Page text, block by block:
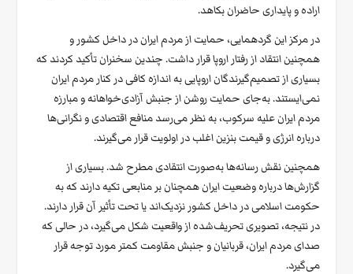
اراده و پایداری حاضران بکاهد.
در مرکز این گردهمایی، حمایت از مردم ایران در داخل کشور و
همچنین انتقاد از رفتار اروپا قرار داشت. چندین سخنران تأکید کردند که
بسیاری از تصمیم‌گیرندگان اروپایی به اندازه کافی در کنار مردم ایران
نمی‌ایستند. به‌جای حمایت روشن از جنبش آزادی‌خواهانه و مبارزه
مردم ایران علیه سرکوب، به نظر می‌رسد منافع اقتصادی و نگرانی‌ها
درباره انرژی و قیمت بنزین اغلب در اولویت قرار می‌گیرند.
همچنین نقش رسانه‌ها به‌صورت انتقادی مطرح شد. بسیاری از
گزارش‌ها درباره وضعیت ایران همچنان بر منابعی تکیه دارند که به
حکومت اسلامی در داخل کشور نزدیک‌اند یا تحت تأثیر آن قرار دارند.
در نتیجه، تصویری تحریف‌شده از واقعیت شکل می‌گیرد، در حالی که
صدای مردم ایران، قربانیان و جنبش مقاومت کمتر مورد توجه قرار
می‌گیرد.